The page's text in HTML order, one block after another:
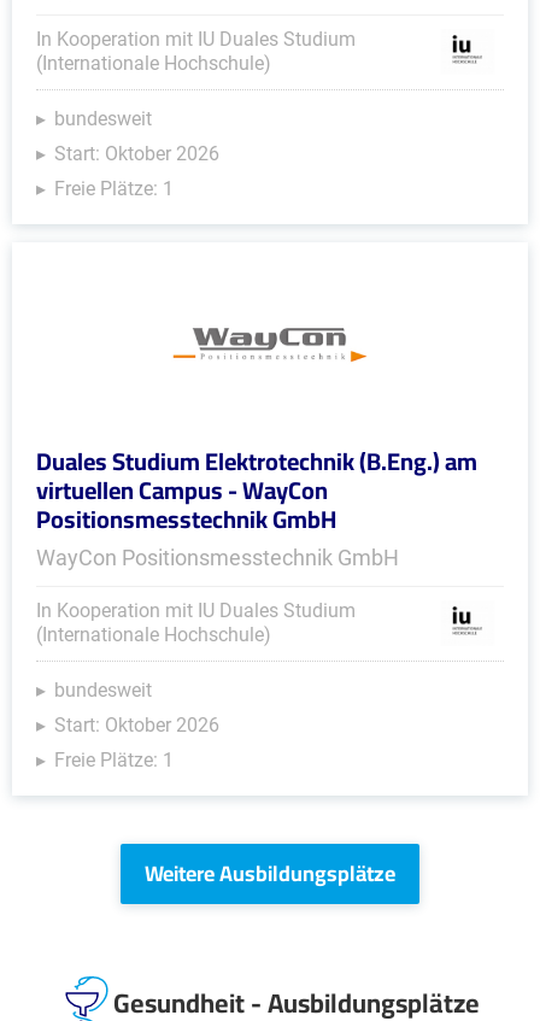
In Kooperation mit IU Duales Studium
(Internationale Hochschule)
bundesweit
Start: Oktober 2026
Freie Plätze: 1
Duales Studium Elektrotechnik (B.Eng.) am
virtuellen Campus - WayCon
Positionsmesstechnik GmbH
WayCon Positionsmesstechnik GmbH
In Kooperation mit IU Duales Studium
(Internationale Hochschule)
bundesweit
Start: Oktober 2026
Freie Plätze: 1
Weitere Ausbildungsplätze
Gesundheit - Ausbildungsplätze